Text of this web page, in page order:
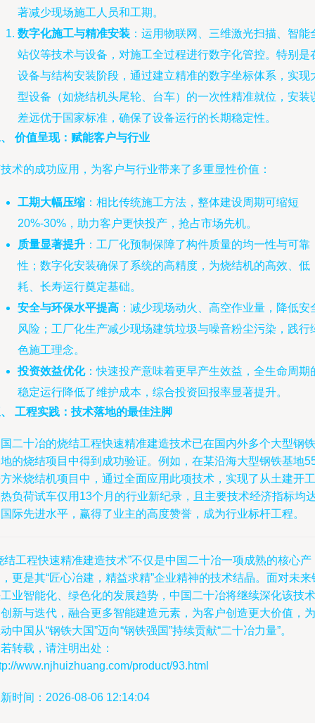
著减少现场施工人员和工期。
数字化施工与精准安装 ：运用物联网、三维激光扫描、智能
站仪等技术与设备，对施工全过程进行数字化管控。特别是
设备与结构安装阶段，通过建立精准的数字坐标体系，实现
型设备（如烧结机头尾轮、台车）的一次性精准就位，安装
差远优于国家标准，确保了设备运行的长期稳定性。
价值呈现：赋能客户与行业
术的成功应用，为客户与行业带来了多重显性价值：
工期大幅压缩 ：相比传统施工方法，整体建设周期可缩短
20%-30%，助力客户更快投产，抢占市场先机。
质量显著提升 ：工厂化预制保障了构件质量的均一性与可靠
性；数字化安装确保了系统的高精度，为烧结机的高效、低
耗、长寿运行奠定基础。
安全与环保水平提高 ：减少现场动火、高空作业量，降低安
风险；工厂化生产减少现场建筑垃圾与噪音粉尘污染，践行
色施工理念。
投资效益优化：快速投产意味着更早产生效益，全生命周期
稳定运行降低了维护成本，综合投资回报率显著提升。
工程实践：技术落地的最佳注脚
二十冶的烧结工程快速精准建造技术已在国内外多个大型钢铁
的烧结项目中得到成功验证。例如，在某沿海大型钢铁基地
米烧结机项目中，通过全面应用此项技术，实现了从土建开工
负荷试车仅用13个月的行业新纪录，且主要技术经济指标均
际先进水平，赢得了业主的高度赞誉，成为行业标杆工程。
结工程快速精准建造技术”不仅是中国二十冶一项成熟的核心产
更是其“匠心冶建，精益求精”企业精神的技术结晶。面对未来
业智能化、绿色化的发展趋势，中国二十冶将继续深化该技术
新与迭代，融合更多智能建造元素，为客户创造更大价值，为
中国从“钢铁大国”迈向“钢铁强国”持续贡献“二十冶力量”。
转载，请注明出处：
www.njhuizhuang.com/product/93.html
时间：2026-08-06 12:14:04